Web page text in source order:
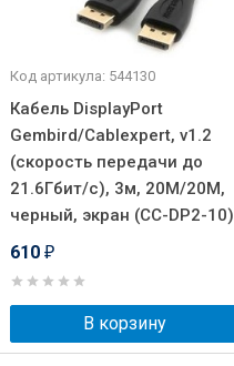
Код артикула: 544130
Кабель DisplayPort
Gembird/Cablexpert, v1.2
(скорость передачи до
21.6Гбит/с), 3м, 20M/20M,
черный, экран (CC-DP2-10)
610 ₽
В корзину